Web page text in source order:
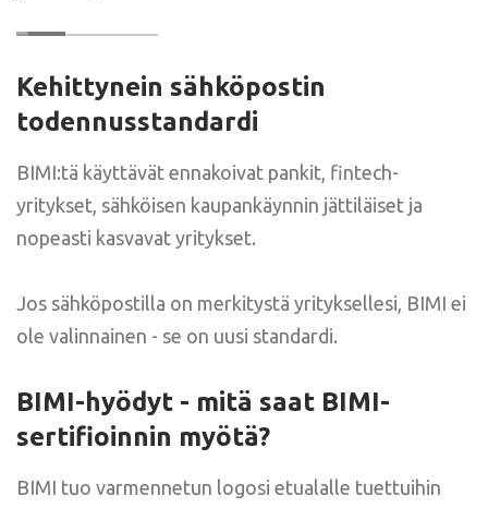
Kehittynein sähköpostin
todennusstandardi
BIMI:tä käyttävät ennakoivat pankit, fintech-
yritykset, sähköisen kaupankäynnin jättiläiset ja
nopeasti kasvavat yritykset.
Jos sähköpostilla on merkitystä yrityksellesi, BIMI ei
ole valinnainen - se on uusi standardi.
BIMI-hyödyt - mitä saat BIMI-
sertifioinnin myötä?
BIMI tuo varmennetun logosi etualalle tuettuihin